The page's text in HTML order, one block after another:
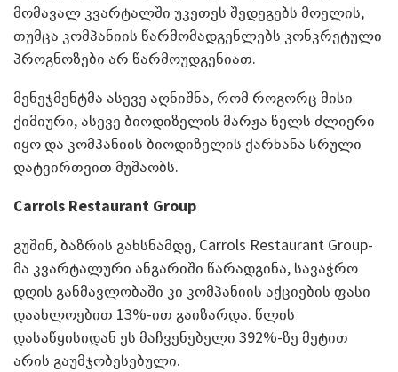
მომავალ კვარტალში უკეთეს შედეგებს მოელის,
თუმცა კომპანიის წარმომადგენლებს კონკრეტული
პროგნოზები არ წარმოუდგენიათ.
მენეჯმენტმა ასევე აღნიშნა, რომ როგორც მისი
ქიმიური, ასევე ბიოდიზელის მარჟა წელს ძლიერი
იყო და კომპანიის ბიოდიზელის ქარხანა სრული
დატვირთვით მუშაობს.
Carrols Restaurant Group
გუშინ, ბაზრის გახსნამდე, Carrols Restaurant Group-
მა კვარტალური ანგარიში წარადგინა, სავაჭრო
დღის განმავლობაში კი კომპანიის აქციების ფასი
დაახლოებით 13%-ით გაიზარდა. წლის
დასაწყისიდან ეს მაჩვენებელი 392%-ზე მეტით
არის გაუმჯობესებული.